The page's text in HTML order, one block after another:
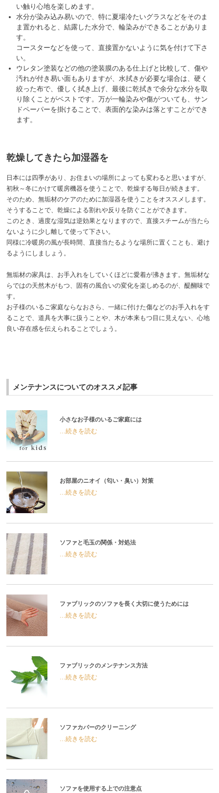
い触り心地を楽しめます。
水分が染み込み易いので、特に夏場冷たいグラスなどをそのま
ま置かれると、結露した水分で、輪染みができることがありま
す。
コースターなどを使って、直接置かないように気を付けて下さ
い。
ウレタン塗装などの他の塗装膜のある仕上げと比較して、傷や
汚れが付き易い面もありますが、水拭きが必要な場合は、硬く
絞った布で、優しく拭き上げ、最後に乾拭きで余分な水分を取
り除くことがベストです。万が一輪染みや傷がついても、サン
ドペーパーを掛けることで、表面的な染みは落とすことができ
ます。
乾燥してきたら加湿器を
日本には四季があり、お住まいの場所によっても変わると思いますが、
初秋～冬にかけて暖房機器を使うことで、乾燥する毎日が続きます。
そのため、無垢材のケアのために加湿器を使うことをオススメします。
そうすることで、乾燥による割れや反りを防ぐことができます。
このとき、過度な湿気は逆効果となりますので、直接スチームが当たら
ないように少し離して使って下さい。
同様に冷暖房の風が長時間、直接当たるような場所に置くことも、避け
るようにしましょう。
無垢材の家具は、お手入れをしていくほどに愛着が沸きます。無垢材な
らではの天然木がもつ、固有の風合いの変化を楽しめるのが、醍醐味で
す。
お子様のいるご家庭ならなおさら、一緒に付けた傷などのお手入れをす
ることで、道具を大事に扱うことや、木が本来もつ目に見えない、心地
良い存在感を伝えられることでしょう。
メンテナンスについてのオススメ記事
小さなお子様のいるご家庭には
...続きを読む
お部屋のニオイ（匂い・臭い）対策
...続きを読む
ソファと毛玉の関係・対処法
...続きを読む
ファブリックのソファを長く大切に使うためには
...続きを読む
ファブリックのメンテナンス方法
...続きを読む
ソファカバーのクリーニング
...続きを読む
ソファを使用する上での注意点